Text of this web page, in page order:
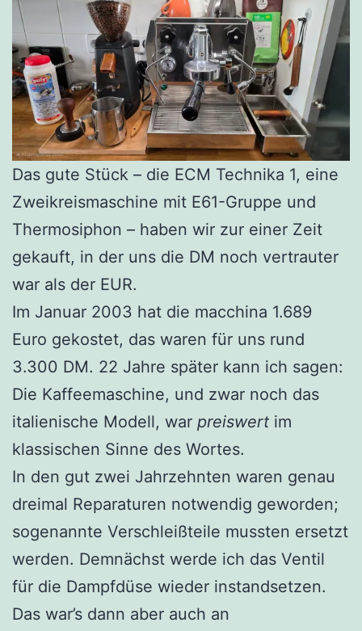
Das gute Stück – die ECM Technika 1, eine
Zweikreismaschine mit E61-Gruppe und
Thermosiphon – haben wir zur einer Zeit
gekauft, in der uns die DM noch vertrauter
war als der EUR.
Im Januar 2003 hat die macchina 1.689
Euro gekostet, das waren für uns rund
3.300 DM. 22 Jahre später kann ich sagen:
Die Kaffeemaschine, und zwar noch das
italienische Modell, war preiswert im
klassischen Sinne des Wortes.
In den gut zwei Jahrzehnten waren genau
dreimal Reparaturen notwendig geworden;
sogenannte Verschleißteile mussten ersetzt
werden. Demnächst werde ich das Ventil
für die Dampfdüse wieder instandsetzen.
Das war’s dann aber auch an